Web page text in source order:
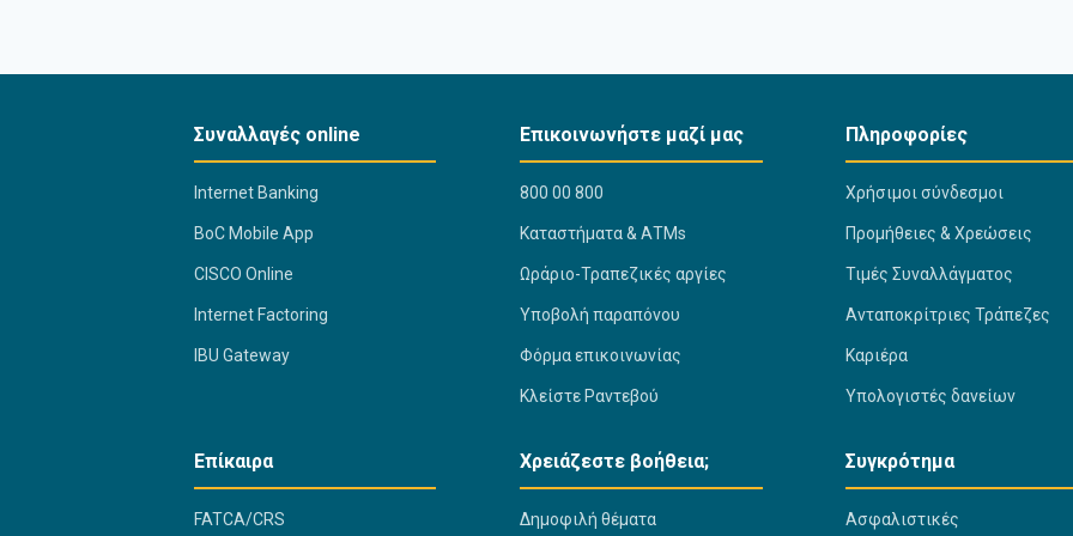
Συναλλαγές online
Internet Banking
BoC Mobile App
CISCO Online
Internet Factoring
IBU Gateway
Επικοινωνήστε μαζί μας
800 00 800
Kαταστήματα & ΑΤΜs
Ωράριο-Τραπεζικές αργίες
Υποβολή παραπόνου
Φόρμα επικοινωνίας
Κλείστε Ραντεβού
Πληροφορίες
Χρήσιμοι σύνδεσμοι
Προμήθειες & Χρεώσεις
Τιμές Συναλλάγματος
Ανταποκρίτριες Τράπεζες
Καριέρα
Υπολογιστές δανείων
Επίκαιρα
FATCA/CRS
Χρειάζεστε βοήθεια;
Δημοφιλή θέματα
Συγκρότημα
Ασφαλιστικές